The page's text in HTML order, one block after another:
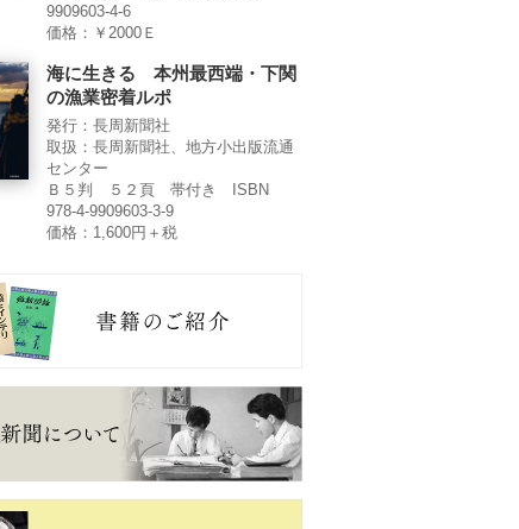
9909603-4-6
価格：￥2000Ｅ
海に生きる 本州最西端・下関
の漁業密着ルポ
発行：長周新聞社
取扱：長周新聞社、地方小出版流通
センター
Ｂ５判 ５２頁 帯付き ISBN
978-4-9909603-3-9
価格：1,600円＋税